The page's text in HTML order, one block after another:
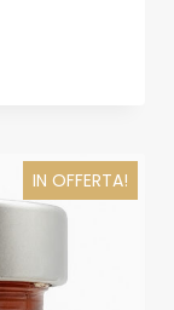
IN OFFERTA!